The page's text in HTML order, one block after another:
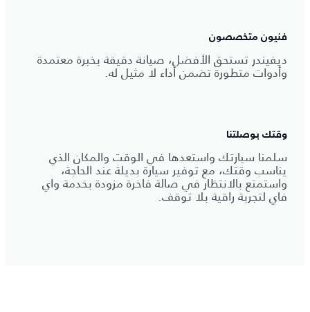
فنيون متخصصون
ديفيندر تستحق الأفضل، صيانة دقيقة بخبرة معتمدة
وأدوات متطورة تضمن أداء لا مثيل له.
وقتك بوصلتنا
سلمنا سيارتك واستعدها في الوقت والمكان الذي
يناسب وقتك، مع توفير سيارة بديلة عند الحاجة،
واستمتع بالانتظار في صالة فاخرة مزودة بخدمة واي
فاي لتجربة راقية بلا توقف.